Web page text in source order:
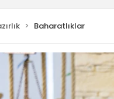
Baharatlıklar